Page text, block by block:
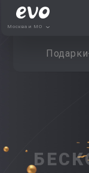
Москва и МО